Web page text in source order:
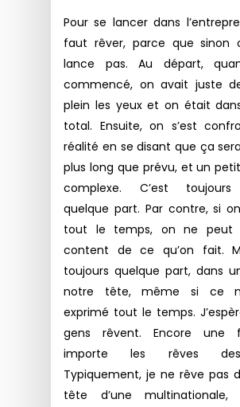
Pour se lancer dans
faut rêver, parce que sinon
lance pas. Au départ,
commencé, on avait juste
plein les yeux et on était
total. Ensuite, on s’est
réalité en se disant que ça
plus long que prévu, et un
complexe. C’est
quelque part. Par contre, si
tout le temps, on ne peut
content de ce qu’on fait.
toujours quelque part, dans
notre tête, même si ce
exprimé tout le temps.
gens rêvent. Encore une
importe les rêves
Typiquement, je ne rêve pas
tête d’une